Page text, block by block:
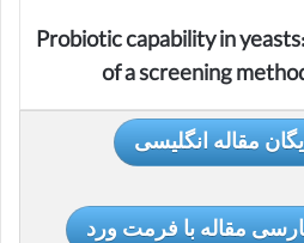
Probiotic capability in
of a screening
مقاله انگلیسی
مقاله با فرمت ورد